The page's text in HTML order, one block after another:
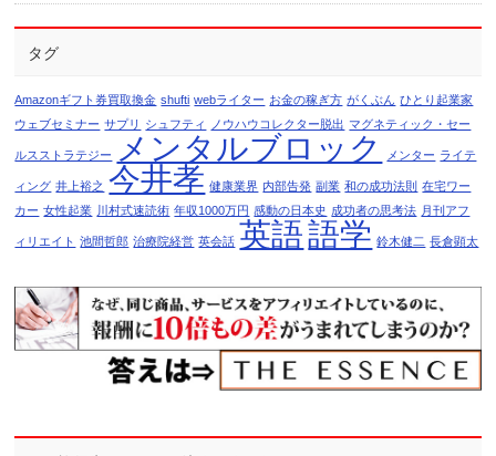
タグ
Amazonギフト券買取換金 shufti webライター お金の稼ぎ方 がくぶん ひとり起業家
ウェブセミナー サプリ シュフティ ノウハウコレクター脱出 マグネティック・セー
ルスストラテジー メンタルブロック メンター ライテ
ィング 井上裕之 今井孝 健康業界 内部告発 副業 和の成功法則 在宅ワー
カー 女性起業 川村式速読術 年収1000万円 感動の日本史 成功者の思考法 月刊アフ
ィリエイト 池間哲郎 治療院経営 英会話 英語語学 鈴木健二 長倉顕太